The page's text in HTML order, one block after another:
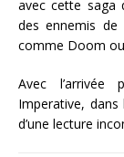
avec cette saga
des ennemis de
comme Doom
Avec l’arrivée
Imperative, dans
d’une lecture